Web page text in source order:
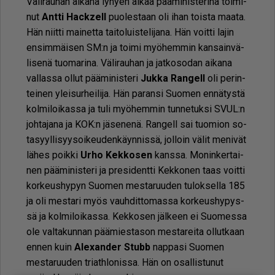
nut Ant­ti Hack­zell
puo­les­taan oli ihan tois­ta maa­ta.
Hän niit­ti mai­net­ta tai­to­luis­te­li­ja­na. Hän voit­ti la­jin
en­sim­mäi­sen SM:n ja toi­mi myö­hem­min kan­sain­vä­
li­se­nä tuo­ma­ri­na. Vä­li­rau­han ja jat­ko­so­dan ai­ka­na
val­las­sa ol­lut pää­mi­nis­te­ri Juk­ka Ran­gell
oli pe­rin­
tei­nen ylei­sur­hei­li­ja. Hän pa­ran­si Suo­men en­nä­tys­tä
kol­mi­loi­kas­sa ja tuli myö­hem­min tun­ne­tuk­si SVUL:n
joh­ta­ja­na ja KOK:n jä­se­ne­nä. Ran­gell sai tuo­mi­on so­
ta­syyl­li­syy­soi­keu­den­käyn­nis­sä, jol­loin vä­lit me­ni­vät
lä­hes poik­ki Ur­ho Kek­ko­senkans­sa. Mo­nin­ker­tai­
nen pää­mi­nis­te­ri ja pre­si­dent­ti Kek­ko­nen taas voit­ti
kor­keus­hy­pyn Suo­men mes­ta­ruu­den tu­lok­sel­la 185
ja oli mes­ta­ri myös vauh­dit­to­mas­sa kor­keus­hy­pys­
sä ja kol­mi­loi­kas­sa. Kek­ko­sen jäl­keen ei Suo­mes­sa
ole val­ta­kun­nan pää­mies­ta­son mes­ta­rei­ta ol­lut­kaan
en­nen kuin Ale­xan­der Stubbnap­pa­si Suo­men
mes­ta­ruu­den tri­ath­lo­nis­sa. Hän on osal­lis­tu­nut